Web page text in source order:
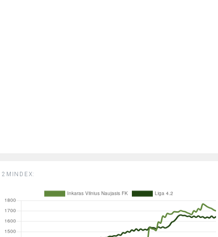
2MINDEX: